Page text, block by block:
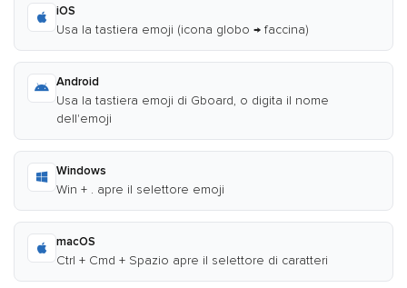
iOS
Usa la tastiera emoji (icona globo → faccina)
Android
Usa la tastiera emoji di Gboard, o digita il nome
dell'emoji
Windows
Win + . apre il selettore emoji
macOS
Ctrl + Cmd + Spazio apre il selettore di caratteri